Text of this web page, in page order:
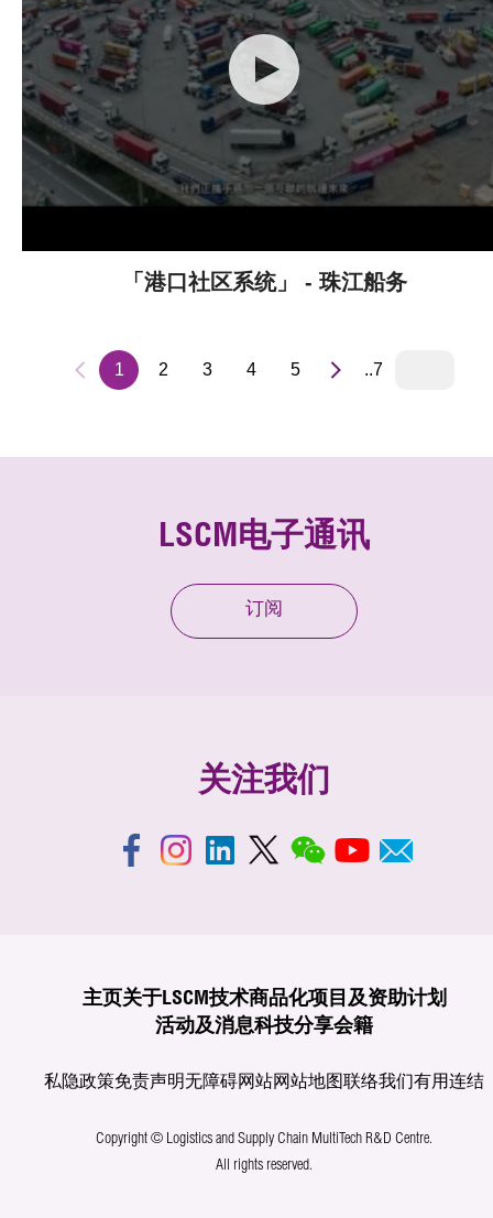
「港口社区系统」 - 珠江船务
1 2 3 4 5 ..7
LSCM电子通讯
订阅
关注我们
主页关于LSCM技术商品化项目及资助计划
活动及消息科技分享会籍
私隐政策免责声明无障碍网站网站地图联络我们有用连结
Copyright © Logistics and Supply Chain MultiTech R&D Centre.
All rights reserved.